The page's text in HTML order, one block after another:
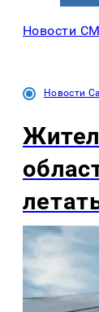
Новости
Новости